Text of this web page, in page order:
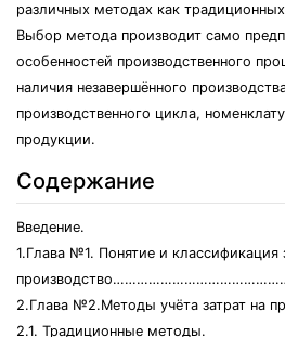
различных методах как
Выбор метода производит само
особенностей производственного
наличия незавершённого
производственного цикла,
продукции.
Содержание
Введение.
1.Глава №1. Понятие и классификация
2.Глава №2.Методы учёта затрат на
2.1. Традиционные методы.